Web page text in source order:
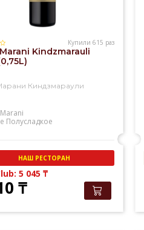
Купили 615 раз
Kindzmarauli
Киндзмараули
Marani
Полусладкое
НАШ РЕСТОРАН
5 045₸
₸